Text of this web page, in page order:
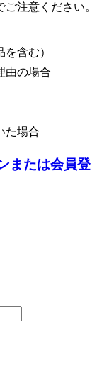
注意ください。
含む）
由の場合
た場合
または会員登